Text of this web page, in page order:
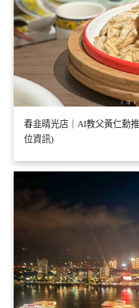
春韭晴光店｜AI教父黃仁勳
位資訊)